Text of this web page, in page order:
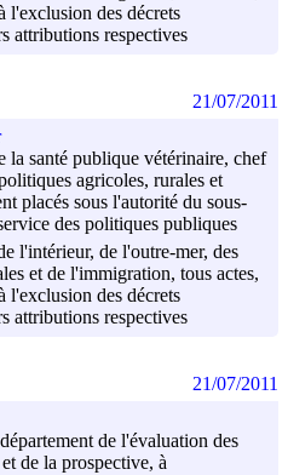
l'exclusion des décrets
attributions respectives
la santé publique vétérinaire, chef
agricoles, rurales et
placés sous l'autorité du sous-
des politiques publiques
l'intérieur, de l'outre-mer, des
et de l'immigration, tous actes,
l'exclusion des décrets
attributions respectives
21/07/2011
de l'évaluation des
de la prospective, à
21/07/2011